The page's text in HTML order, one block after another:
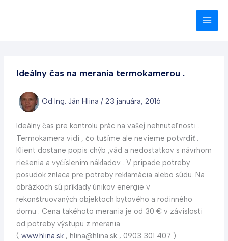
Ideálny čas na merania termokamerou .
Od Ing. Ján Hlina / 23 januára, 2016
Ideálny čas pre kontrolu prác na vašej nehnuteľnosti .
Termokamera vidí , čo tušíme ale nevieme potvrdiť .
Klient dostane popis chýb ,vád a nedostatkov s návrhom
riešenia a vyćíslením nákladov . V prípade potreby
posudok znlaca pre potreby reklamácia alebo súdu. Na
obrázkoch sú príklady únikov energie v
rekonštruovaných objektoch bytového a rodinného
domu . Cena takéhoto merania je od 30 € v závislosti
od potreby výstupu z merania .
( www.hlina.sk, hlina@hlina.sk , 0903 301 407 )